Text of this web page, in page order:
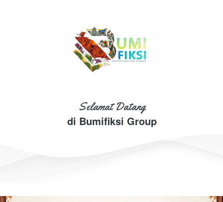
Selamat Datang
di Bumifiksi Group